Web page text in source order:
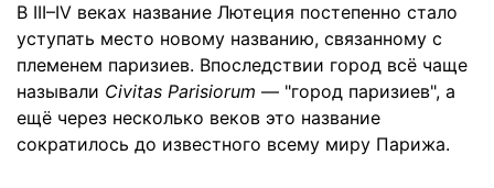
В III–IV веках название Лютеция постепенно стало
уступать место новому названию, связанному с
племенем паризиев. Впоследствии город всё чаще
называли Civitas Parisiorum — "город паризиев", а
ещё через несколько веков это название
сократилось до известного всему миру Парижа.